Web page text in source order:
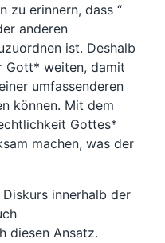
zu erinnern, dass “
anderen
ist. Deshalb
Gott* weiten, damit
umfassenderen
können. Mit dem
Gottes*
machen, was der
innerhalb der
diesen Ansatz.